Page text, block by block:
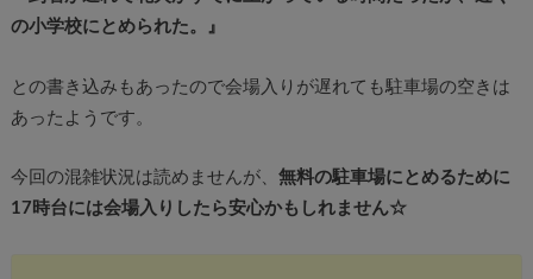
の小学校にとめられた。』
との書き込みもあったので会場入りが遅れても駐車場の空きは
あったようです。
今回の混雑状況は読めませんが、 無料の駐車場にとめるために
17時台には会場入りしたら安心かもしれません☆